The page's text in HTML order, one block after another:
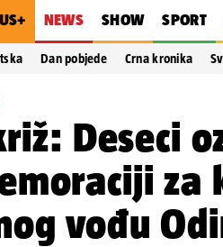
NEWS SHOW SPORT
Dan pobjede Crna kronika
Deseci
za
vođu